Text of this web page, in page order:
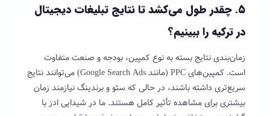
۵. چقدر طول می‌کشد تا نتایج تبلیغات دیجیتال
در ترکیه را ببینیم؟
زمان‌بندی نتایج بسته به نوع کمپین، بودجه و صنعت متفاوت
است. کمپین‌های PPC (مانند Google Search Ads) می‌توانند نتایج
سریع‌تری داشته باشند، در حالی که سئو و برندینگ نیازمند زمان
بیشتری برای مشاهده تأثیر کامل هستند. ما در شیدایی ادز با